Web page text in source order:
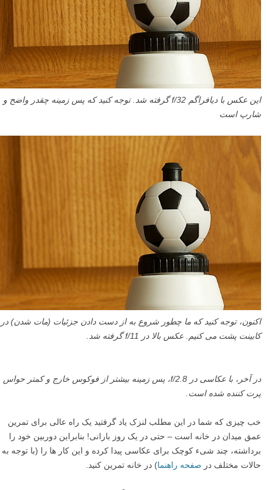
در اینجا من فاصله کانونی و فاصله دوربین تا سوژه را ثابت نگه داشته و از
توپ فوتبال با سه دیافراگم مختلف عکاسی کرده ام و شما می توانید تاثیر
«دیافراگم» بر عمق میدان را بهتر مشاهده نمایید.